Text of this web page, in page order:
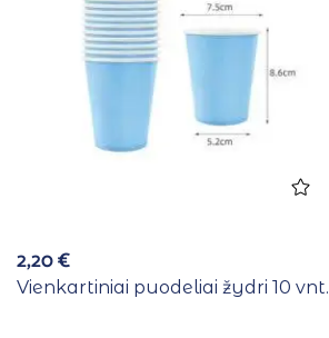
2,20€
Vienkartiniai puodeliai žydri 10 vnt.